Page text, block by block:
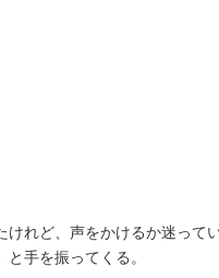
れど、声をかけるか迷ってい
手を振ってくる。